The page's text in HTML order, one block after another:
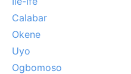
Calabar
Okene
Uyo
Ogbomoso